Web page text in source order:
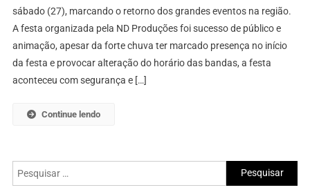
sábado (27), marcando o retorno dos grandes eventos na região.
A festa organizada pela ND Produções foi sucesso de público e
animação, apesar da forte chuva ter marcado presença no início
da festa e provocar alteração do horário das bandas, a festa
aconteceu com segurança e […]
Continue lendo
Pesquisar
por: